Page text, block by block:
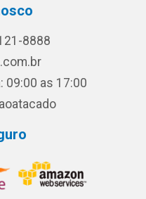
8888
09:00 as 17:00